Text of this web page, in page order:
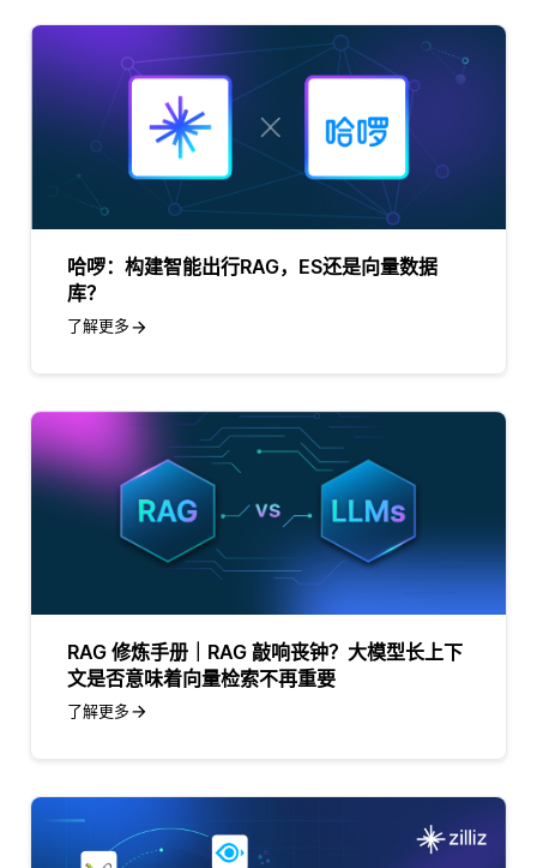
哈啰：构建智能出行RAG，ES还是向量数据
库？
了解更多
RAG 修炼手册｜RAG 敲响丧钟？大模型长上下
文是否意味着向量检索不再重要
了解更多